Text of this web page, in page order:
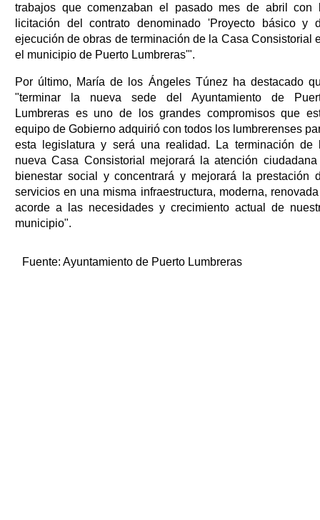
trabajos que comenzaban el pasado mes de abril con
licitación del contrato denominado 'Proyecto básico y
ejecución de obras de terminación de la Casa Consistorial
el municipio de Puerto Lumbreras'".
Por último, María de los Ángeles Túnez ha destacado
"terminar la nueva sede del Ayuntamiento de
Lumbreras es uno de los grandes compromisos que
equipo de Gobierno adquirió con todos los lumbrerenses
esta legislatura y será una realidad. La terminación de
nueva Casa Consistorial mejorará la atención
bienestar social y concentrará y mejorará la prestación
servicios en una misma infraestructura, moderna,
acorde a las necesidades y crecimiento actual de
municipio".
Fuente: Ayuntamiento de Puerto Lumbreras